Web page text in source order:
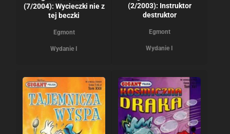
(7/2004): Wycieczki nie z
tej beczki
Egmont
Wydanie I
(2/2003): Instruktor
destruktor
Egmont
Wydanie I